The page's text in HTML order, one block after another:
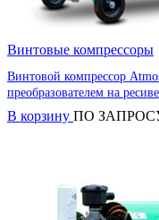
Винтовые компрессоры
Винтовой компрессор
преобразователем на
В корзину ПО